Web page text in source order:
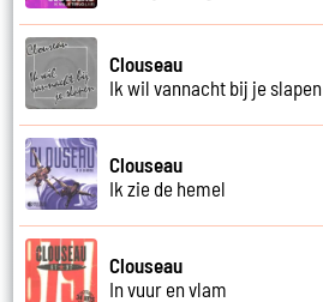
Clouseau
Ik wil vannacht bij je slapen
Clouseau
Ik zie de hemel
Clouseau
In vuur en vlam